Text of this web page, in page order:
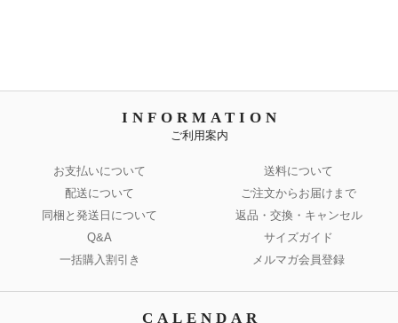
INFORMATION
ご利用案内
お支払いについて
送料について
配送について
ご注文からお届けまで
同梱と発送日について
返品・交換・キャンセル
Q&A
サイズガイド
一括購入割引き
メルマガ会員登録
CALENDAR